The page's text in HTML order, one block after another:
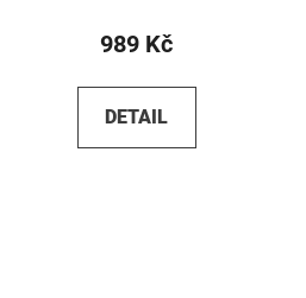
989 Kč
DETAIL